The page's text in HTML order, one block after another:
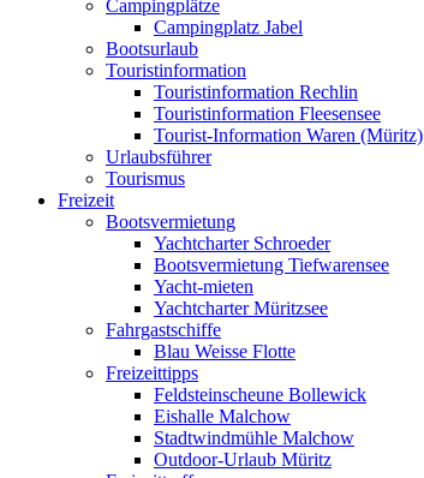
Campingplätze
Campingplatz Jabel
Bootsurlaub
Touristinformation
Touristinformation Rechlin
Touristinformation Fleesensee
Tourist-Information Waren (Müritz)
Urlaubsführer
Tourismus
Freizeit
Bootsvermietung
Yachtcharter Schroeder
Bootsvermietung Tiefwarensee
Yacht-mieten
Yachtcharter Müritzsee
Fahrgastschiffe
Blau Weisse Flotte
Freizeittipps
Feldsteinscheune Bollewick
Eishalle Malchow
Stadtwindmühle Malchow
Outdoor-Urlaub Müritz